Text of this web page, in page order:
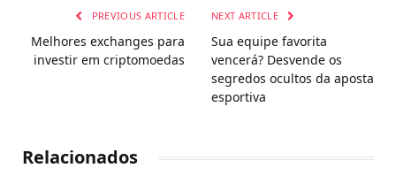
PREVIOUS ARTICLE
Melhores exchanges para
investir em criptomoedas
NEXT ARTICLE
Sua equipe favorita
vencerá? Desvende os
segredos ocultos da aposta
esportiva
Relacionados